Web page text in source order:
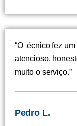
“O técnico fez
atencioso,
muito o serviço.”
Pedro L.